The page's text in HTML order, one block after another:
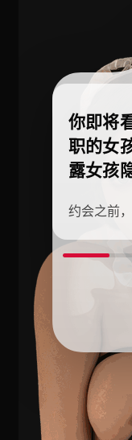
你即将
职的女
露女孩
约会之前